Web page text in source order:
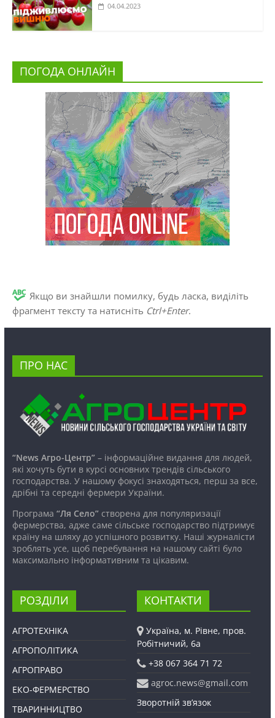
04.04.2023
ПОГОДА ОНЛАЙН
Якщо ви знайшли помилку, будь ласка, виділіть
фрагмент тексту та натисніть Ctrl+Enter.
ПРО НАС
“News Агро-Центр”– інформаційне видання для людей,
які хочуть бути в курсі основних трендів сільського
господарства. У нашому фокусі знаходяться, перш за все,
дрібні та середні фермери України.
Програма “Ля Село”створена для популяризації
фермерства, адже саме сільське господарство підтримує
країну на шляху до успішного розвитку. Наші журналісти
зроблять усе, щоб перебування на нашому сайті було
максимально інформативним та цікавим.
РОЗДІЛИ
АГРОТЕХНІКА
АГРОПОЛІТИКА
АГРОПРАВО
ЕКО-ФЕРМЕРСТВО
ТВАРИННИЦТВО
КОНТАКТИ
Україна, м. Рівне, пров.
Робітничий, 6а
+38 067 364 71 72
agroc.news@gmail.com
Зворотній зв’язок